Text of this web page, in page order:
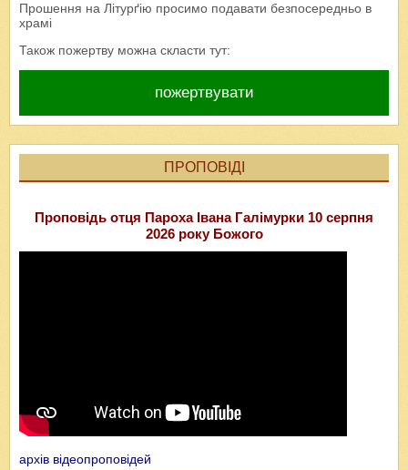
Прошення на Літурґію просимо подавати безпосередньо в
храмі
Також пожертву можна скласти тут:
пожертвувати
ПРОПОВІДІ
Проповідь отця Пароха Івана Галімурки 10 серпня
2026 року Божого
архів відеопроповідей